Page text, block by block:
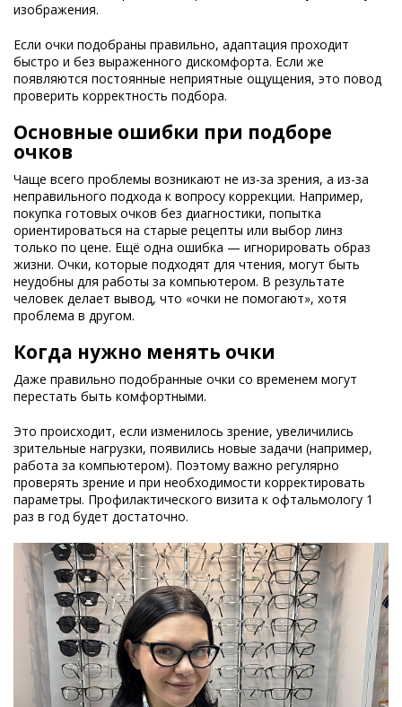
изображения.
Если очки подобраны правильно, адаптация проходит
быстро и без выраженного дискомфорта. Если же
появляются постоянные неприятные ощущения, это повод
проверить корректность подбора.
Основные ошибки при подборе
очков
Чаще всего проблемы возникают не из-за зрения, а из-за
неправильного подхода к вопросу коррекции. Например,
покупка готовых очков без диагностики, попытка
ориентироваться на старые рецепты или выбор линз
только по цене. Ещё одна ошибка — игнорировать образ
жизни. Очки, которые подходят для чтения, могут быть
неудобны для работы за компьютером. В результате
человек делает вывод, что «очки не помогают», хотя
проблема в другом.
Когда нужно менять очки
Даже правильно подобранные очки со временем могут
перестать быть комфортными.
Это происходит, если изменилось зрение, увеличились
зрительные нагрузки, появились новые задачи (например,
работа за компьютером). Поэтому важно регулярно
проверять зрение и при необходимости корректировать
параметры. Профилактического визита к офтальмологу 1
раз в год будет достаточно.